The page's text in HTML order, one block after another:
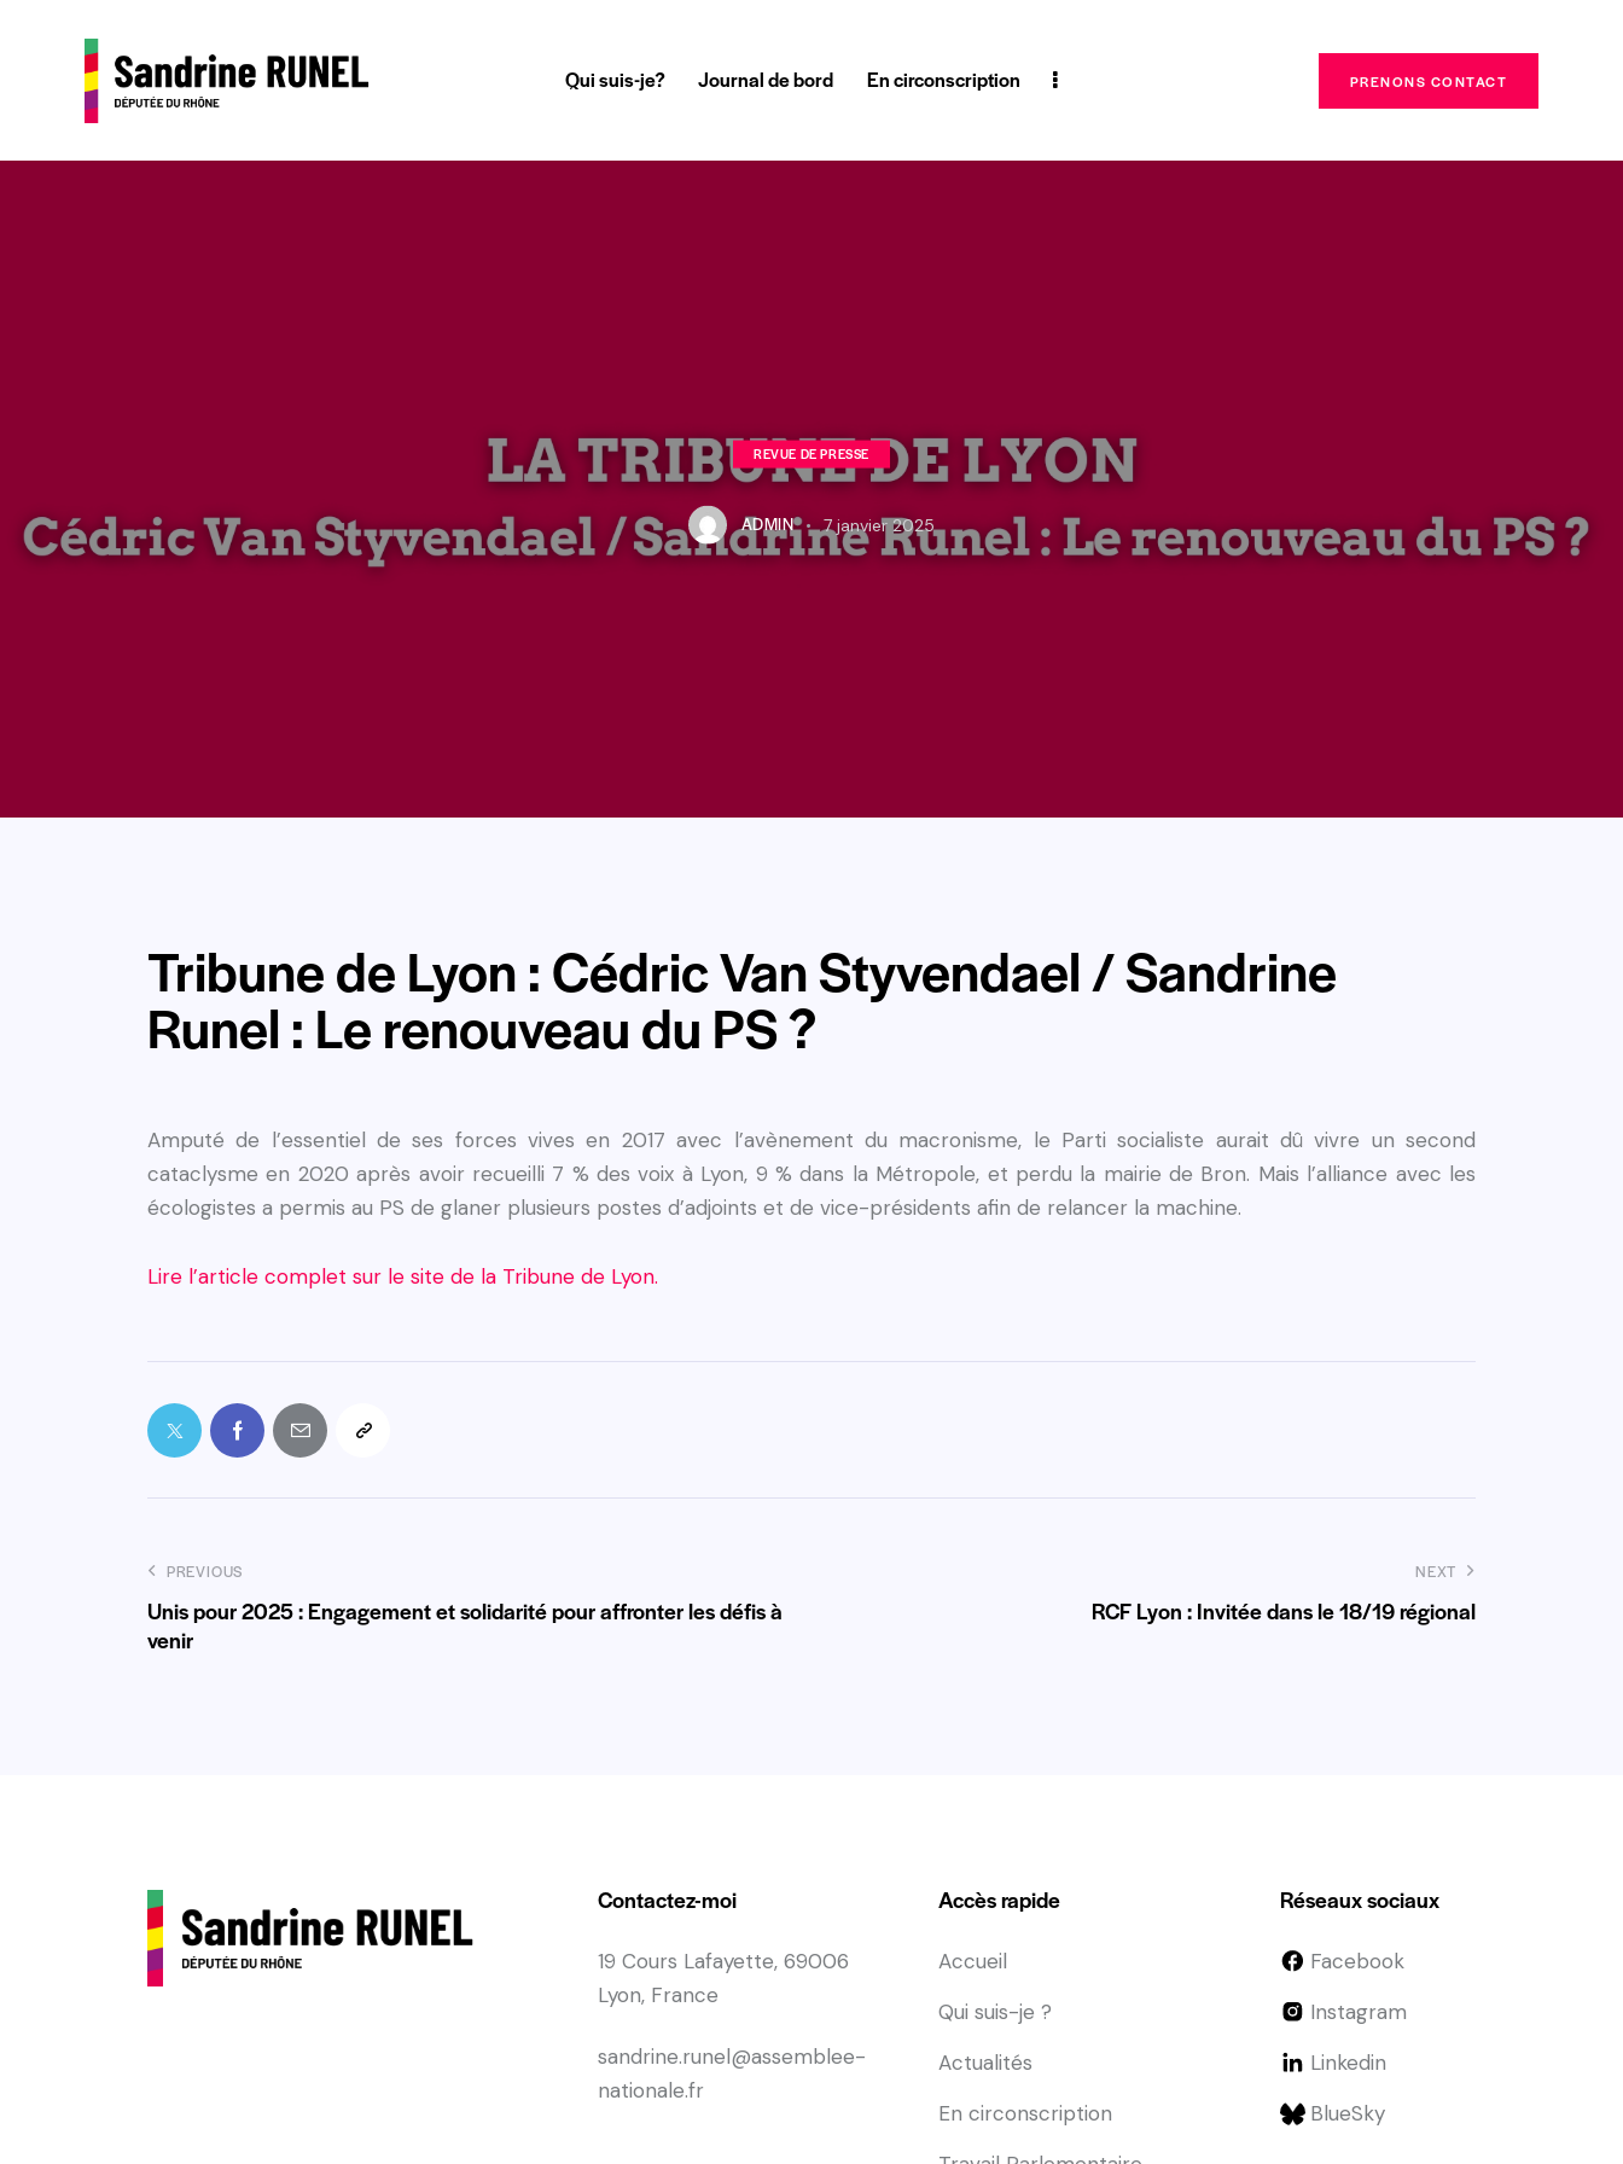
Qui suis-je? Journal de bord En circonscription PRENONS CONTACT
REVUE DE PRESSE
ADMIN 7 janvier 2025
Tribune de Lyon : Cédric Van Styvendael / Sandrine
Runel : Le renouveau du PS ?
Amputé de l’essentiel de ses forces vives en 2017 avec l’avènement du macronisme, le Parti socialiste aurait dû vivre un second
cataclysme en 2020 après avoir recueilli 7 % des voix à Lyon, 9 % dans la Métropole, et perdu la mairie de Bron. Mais l’alliance avec les
écologistes a permis au PS de glaner plusieurs postes d’adjoints et de vice-présidents afin de relancer la machine.
Lire l’article complet sur le site de la Tribune de Lyon.
PREVIOUS
Unis pour 2025 : Engagement et solidarité pour affronter les défis à
venir
NEXT
RCF Lyon : Invitée dans le 18/19 régional
Contactez-moi
19 Cours Lafayette, 69006
Lyon, France
sandrine.runel@assemblee-
nationale.fr
Accès rapide
Accueil
Qui suis-je ?
Actualités
En circonscription
Réseaux sociaux
Facebook
Instagram
Linkedin
BlueSky